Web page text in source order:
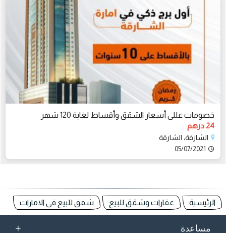
خصومات عللى أسعار الشقق وأقساط لغاية 120 شهر
24 درهم
الشارقة، الشارقة
05/07/2021
الرئيسية عقارات وشقق للبيع شقق للبيع في الامارات
مساعدة +